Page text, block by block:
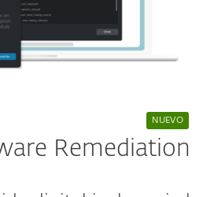
NUEVO
Remediation